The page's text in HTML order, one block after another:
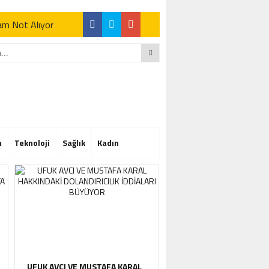
Not Alıyor
Not Alıyor
Teknoloji Sağlık Kadın
UFUK AVCI VE MUSTAFA KARAL